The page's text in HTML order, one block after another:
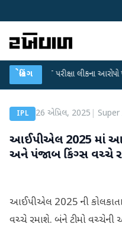
બ્રેકિંગ
NET પરીક્ષા લીકના આરોપો પર રાહુલ
IPL 26 એપ્રિલ, 2025
આઈપીએલ 2025 માં આજે
અને પંજાબ કિંગ્સ વચ્ચે
આઈપીએલ 2025 ની
વચ્ચે રમાશે. બંને ટીમો વચ્ચેની